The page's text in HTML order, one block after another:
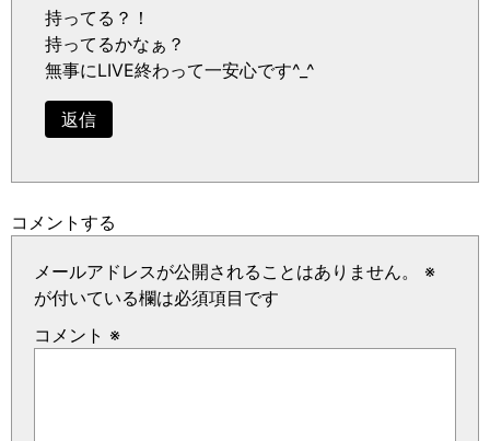
持ってる？！
持ってるかなぁ？
無事にLIVE終わって一安心です^_^
返信
コメントする
メールアドレスが公開されることはありません。
※
が付いている欄は必須項目です
コメント ※